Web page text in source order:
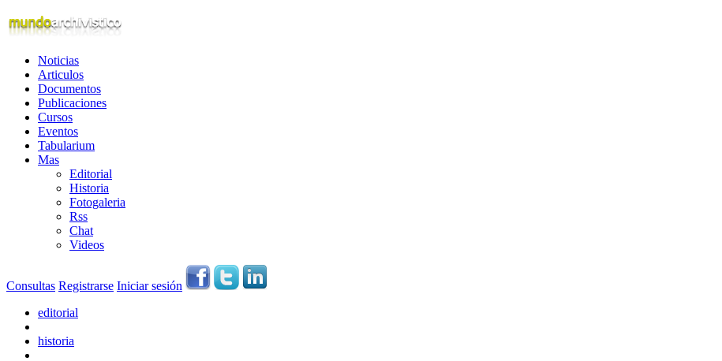
Noticias
Articulos
Documentos
Publicaciones
Cursos
Eventos
Tabularium
Mas
Editorial
Historia
Fotogaleria
Rss
Chat
Videos
Consultas Registrarse Iniciar sesión
editorial
historia